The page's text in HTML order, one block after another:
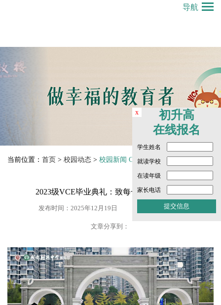
x
初升高
在线报名
学生姓名
就读学校
在读年级
家长电话
导航
当前位置： 首页 > 校园动态 > 校园新闻 Campus News
2023级VCE毕业典礼：致每一个特别的你！
发布时间：2025年12月19日 点击数： 965 次
文章分享到：